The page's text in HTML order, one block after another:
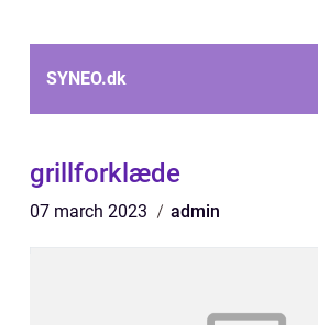
SYNEO.dk
grillforklæde
07 march 2023 admin